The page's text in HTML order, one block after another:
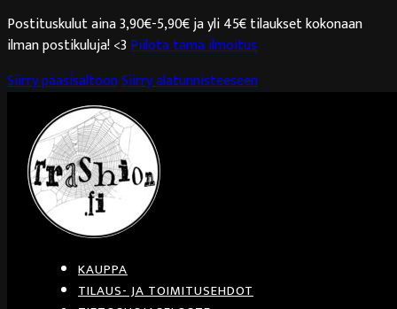
Postituskulut aina 3,90€-5,90€ ja yli 45€ tilaukset kokonaan
ilman postikuluja! <3Piilota tämä ilmoitus
Siirry pääsisältöönSiirry alatunnisteeseen
KAUPPA
TILAUS- JA TOIMITUSEHDOT